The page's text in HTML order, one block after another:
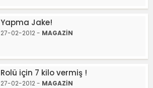
Yapma Jake!
27-02-2012 - MAGAZİN
Rolü için 7 kilo vermiş !
27-02-2012 - MAGAZİN